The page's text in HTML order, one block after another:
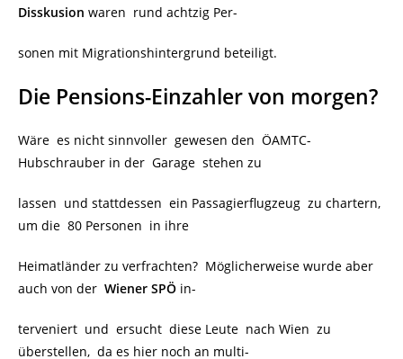
Disskusion waren rund achtzig Per-
sonen mit Migrationshintergrund beteiligt.
Die Pensions-Einzahler von morgen?
Wäre es nicht sinnvoller gewesen den ÖAMTC-
Hubschrauber in der Garage stehen zu
lassen und stattdessen ein Passagierflugzeug zu chartern,
um die 80 Personen in ihre
Heimatländer zu verfrachten? Möglicherweise wurde aber
auch von der Wiener SPÖ in-
terveniert und ersucht diese Leute nach Wien zu
überstellen, da es hier noch an multi-